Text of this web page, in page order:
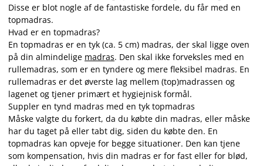
Disse er blot nogle af de fantastiske fordele, du får med en
topmadras.
Hvad er en topmadras?
En topmadras er en tyk (ca. 5 cm) madras, der skal ligge oven
på din almindelige madras. Den skal ikke forveksles med en
rullemadras, som er en tyndere og mere fleksibel madras. En
rullemadras er det øverste lag mellem (top)madrassen og
lagenet og tjener primært et hygiejnisk formål.
Suppler en tynd madras med en tyk topmadras
Måske valgte du forkert, da du købte din madras, eller måske
har du taget på eller tabt dig, siden du købte den. En
topmadras kan opveje for begge situationer. Den kan tjene
som kompensation, hvis din madras er for fast eller for blød,